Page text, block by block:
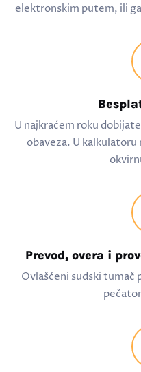
elektronskim putem, ili
U najkraćem roku
obaveza. U
Prevod, overa i
Ovlašćeni sudski tumač